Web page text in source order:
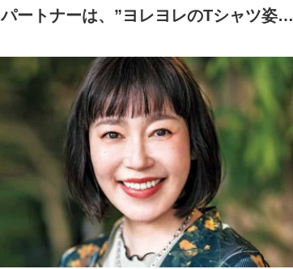
パートナーは、”ヨレヨレのTシャツ姿を
とは？